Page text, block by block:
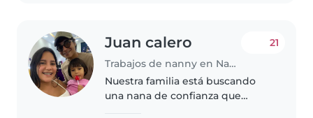
Juan calero
Trabajos de nanny en Naguanagua
21
Nuestra familia está buscando
una nana de confianza que